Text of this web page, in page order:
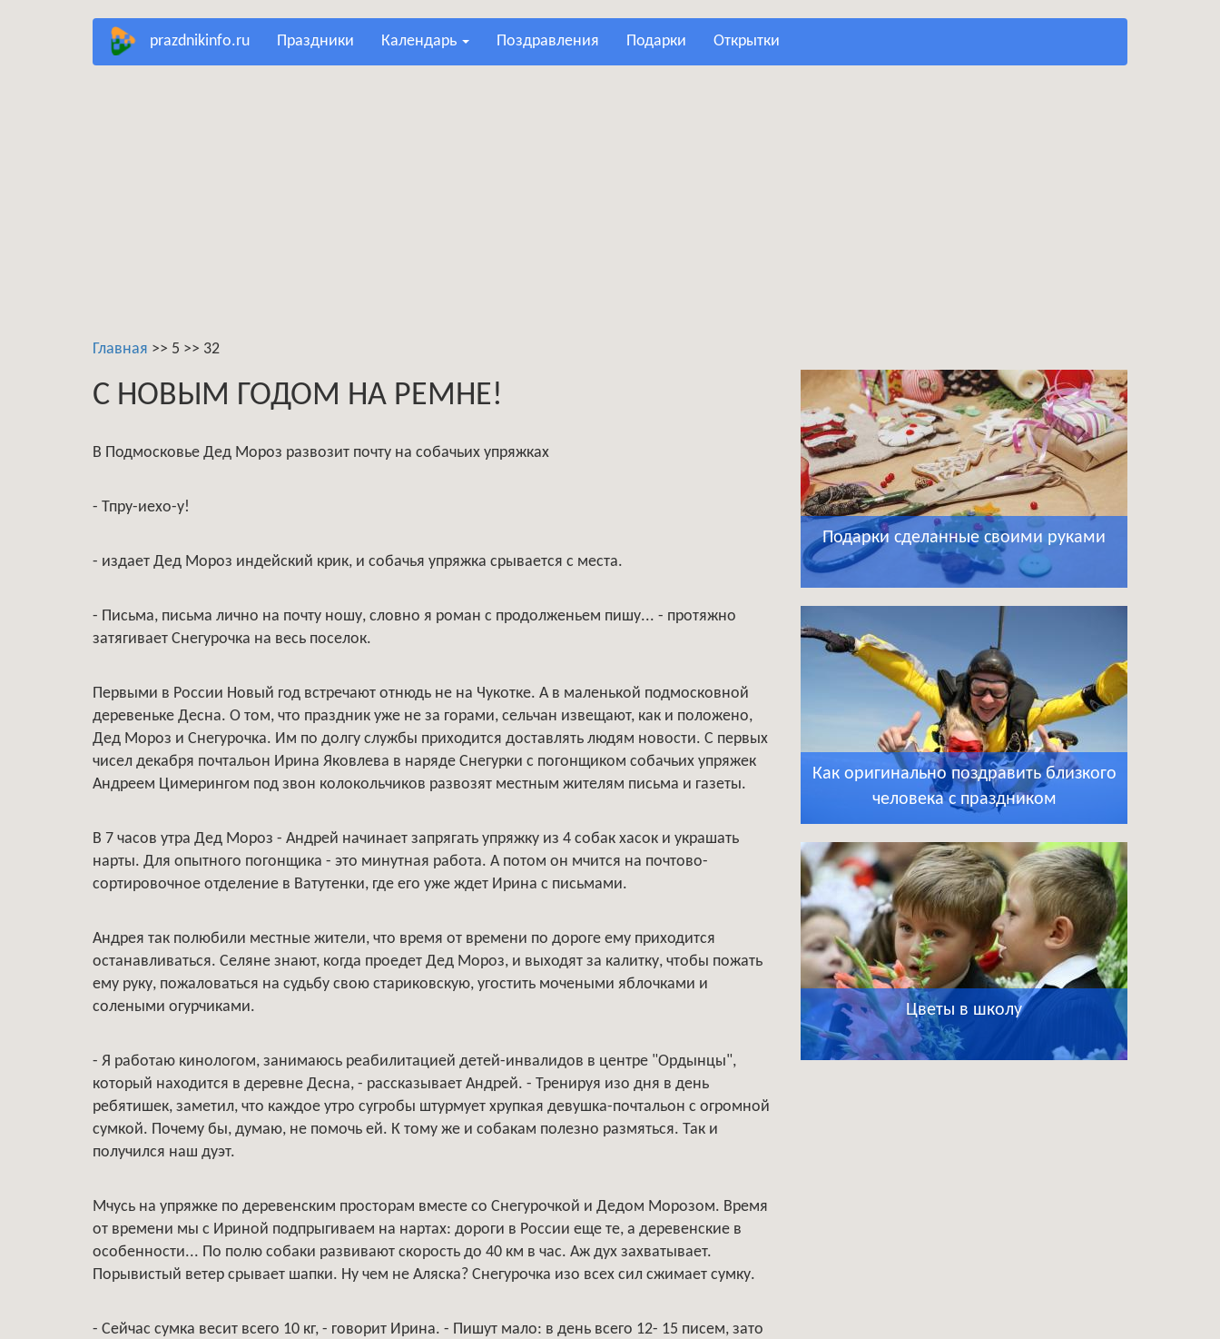
prazdnikinfo.ru праздники календарь поздравления подарки открытки
Главная >> 5 >> 32
С НОВЫМ ГОДОМ НА РЕМНЕ!
В Подмосковье Дед Мороз развозит почту на собачьих упряжках
- Тпру-иехо-у!
- издает Дед Мороз индейский крик, и собачья упряжка срывается с места.
- Письма, письма лично на почту ношу, словно я роман с продолженьем пишу... - протяжно
затягивает Снегурочка на весь поселок.
Первыми в России Новый год встречают отнюдь не на Чукотке. А в маленькой подмосковной
деревеньке Десна. О том, что праздник уже не за горами, сельчан извещают, как и положено,
Дед Мороз и Снегурочка. Им по долгу службы приходится доставлять людям новости. С первых
чисел декабря почтальон Ирина Яковлева в наряде Снегурки с погонщиком собачьих упряжек
Андреем Цимерингом под звон колокольчиков развозят местным жителям письма и газеты.
В 7 часов утра Дед Мороз - Андрей начинает запрягать упряжку из 4 собак хасок и украшать
нарты. Для опытного погонщика - это минутная работа. А потом он мчится на почтово-
сортировочное отделение в Ватутенки, где его уже ждет Ирина с письмами.
Андрея так полюбили местные жители, что время от времени по дороге ему приходится
останавливаться. Селяне знают, когда проедет Дед Мороз, и выходят за калитку, чтобы пожать
ему руку, пожаловаться на судьбу свою стариковскую, угостить мочеными яблочками и
солеными огурчиками.
- Я работаю кинологом, занимаюсь реабилитацией детей-инвалидов в центре "Ордынцы",
который находится в деревне Десна, - рассказывает Андрей. - Тренируя изо дня в день
ребятишек, заметил, что каждое утро сугробы штурмует хрупкая девушка-почтальон с огромной
сумкой. Почему бы, думаю, не помочь ей. К тому же и собакам полезно размяться. Так и
получился наш дуэт.
Мчусь на упряжке по деревенским просторам вместе со Снегурочкой и Дедом Морозом. Время
от времени мы с Ириной подпрыгиваем на нартах: дороги в России еще те, а деревенские в
особенности... По полю собаки развивают скорость до 40 км в час. Аж дух захватывает.
Порывистый ветер срывает шапки. Ну чем не Аляска? Снегурочка изо всех сил сжимает сумку.
- Сейчас сумка весит всего 10 кг, - говорит Ирина. - Пишут мало: в день всего 12- 15 писем, зато
Подарки сделанные своими руками
Как оригинально поздравить близкого
человека с праздником
Цветы в школу